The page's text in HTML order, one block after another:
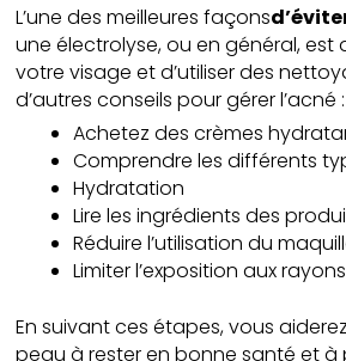
L’une des meilleures façons
une électrolyse, ou en général,
votre visage et d’utiliser des
d’autres conseils pour gérer l’acné :
Achetez des crèmes
Comprendre les différents
Hydratation
Lire les ingrédients des
Réduire l’utilisation du
Limiter l’exposition aux
En suivant ces étapes, vous
peau à rester en bonne santé et à